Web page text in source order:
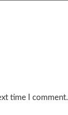
time I comment.